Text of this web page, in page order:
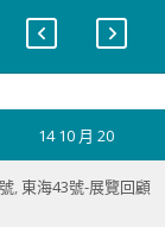
14 10 月 20
, 東海43號-展覽回顧